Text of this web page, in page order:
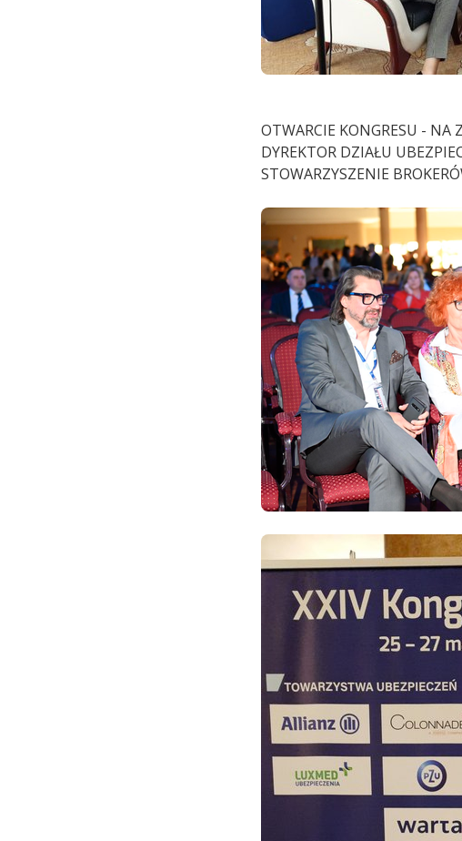
OTWARCIE KONGRESU - NA
DYREKTOR DZIAŁU
STOWARZYSZENIE